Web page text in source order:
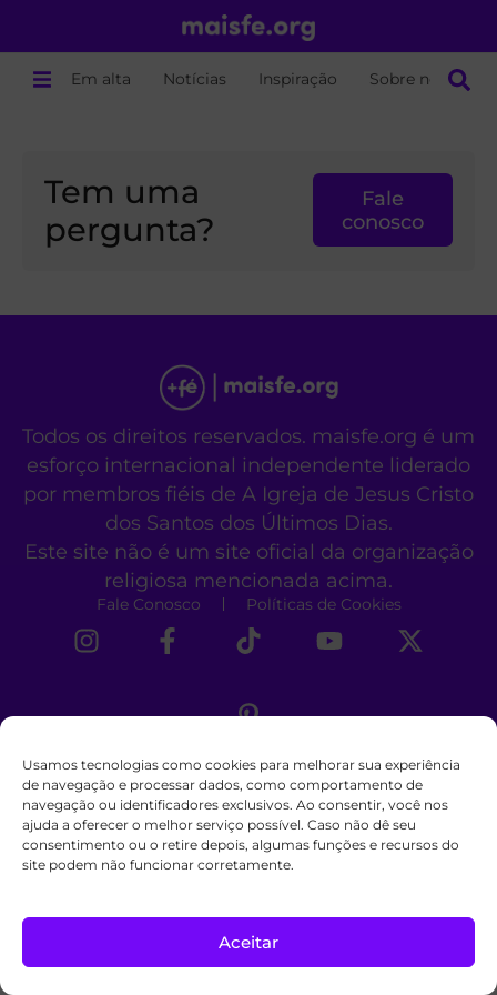
Usamos tecnologias como cookies para melhorar sua experiência
de navegação e processar dados, como comportamento de
navegação ou identificadores exclusivos. Ao consentir, você nos
ajuda a oferecer o melhor serviço possível. Caso não dê seu
consentimento ou o retire depois, algumas funções e recursos do
site podem não funcionar corretamente.
Aceitar
Em alta Notícias Inspiração Sobre nós
Tem uma
pergunta?
Fale
conosco
Todos os direitos reservados. maisfe.org é um
esforço internacional independente liderado
por membros fiéis de A Igreja de Jesus Cristo
dos Santos dos Últimos Dias.
Este site não é um site oficial da organização
religiosa mencionada acima.
Fale Conosco Políticas de Cookies